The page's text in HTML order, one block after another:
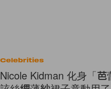
Celebrities
Nicole Kidman 化身「芭